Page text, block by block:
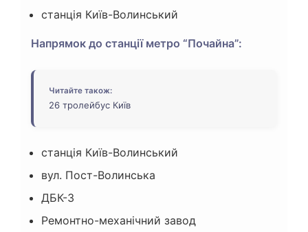
станція Київ-Волинський
Напрямок до станції метро “Почайна”:
Читайте також:
26 тролейбус Київ
станція Київ-Волинський
вул. Пост-Волинська
ДБК-3
Ремонтно-механічний завод